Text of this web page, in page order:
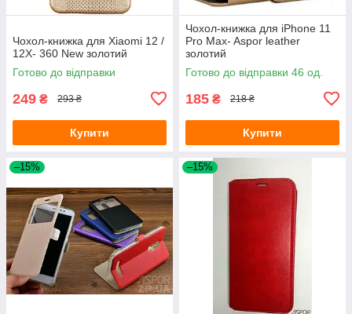
Чохол-книжка для Xiaomi 12 /
12X- 360 New золотий
Готово до відправки
249 ₴ 293 ₴
Купити
Чохол-книжка для iPhone 11
Pro Max- Aspor leather
золотий
Готово до відправки 46 од.
185 ₴ 218 ₴
Купити
–15% –15%